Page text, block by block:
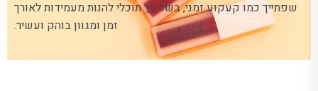
שפתייך כמו קעקוע זמני, בשל כך תוכלי להנות מעמידות לאורך
זמן ומגוון בוהק ועשיר.